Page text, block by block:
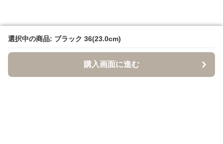
選択中の商品: ブラック 36(23.0cm)
購入画面に進む
選択中の商品: ブラック 36(23.0cm)
購入画面に進む